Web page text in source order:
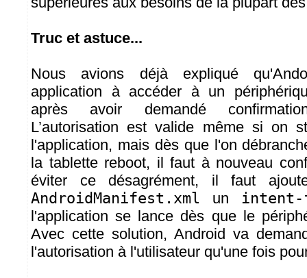
Truc et astuce...
Nous avions déjà expliqué
application à accéder à un
après avoir demandé
L’autorisation est valide même si on
l'application, mais dès que l'on
la tablette reboot, il faut à nouveau
éviter ce désagrément, il faut
AndroidManifest.xml un
l'application se lance dès que le
Avec cette solution, Android va
l'autorisation à l'utilisateur qu'une fois